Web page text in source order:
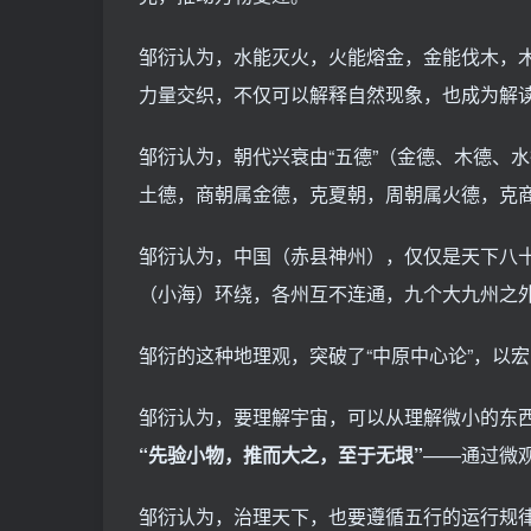
邹衍认为，水能灭火，火能熔金，金能伐木
力量交织，不仅可以解释自然现象，也成为解
邹衍认为，朝代兴衰由“五德”（金德、木德、
土德，商朝属金德，克夏朝，周朝属火德，克
邹衍认为，中国（赤县神州），仅仅是天下八
（小海）环绕，各州互不连通，九个大九州之
邹衍的这种地理观，突破了“中原中心论”，以
邹衍认为，要理解宇宙，可以从理解微小的
“先验小物，推而大之，至于无垠”——通过微
邹衍认为，治理天下，也要遵循五行的运行规